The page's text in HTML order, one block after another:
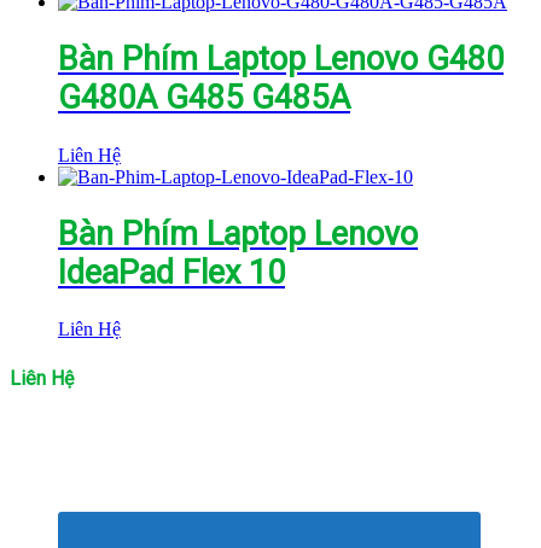
Bàn Phím Laptop Lenovo G480
G480A G485 G485A
Liên Hệ
Bàn Phím Laptop Lenovo
IdeaPad Flex 10
Liên Hệ
Liên Hệ